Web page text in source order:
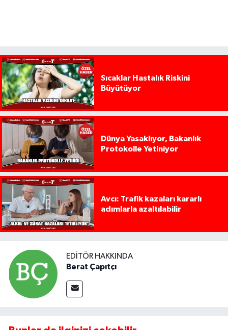
Sıcaklar Hastalık Riskini
Büyütüyor
Dünya Yasaklıyor, Bakanlık
Protokolle Yetiniyor
Avcı: Trafik kazaları kararlı
adımlarla azaltılabilir
EDITÖR HAKKINDA
Berat Çapıtçı